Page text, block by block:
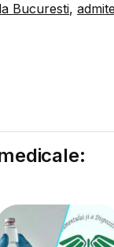
Bucuresti,